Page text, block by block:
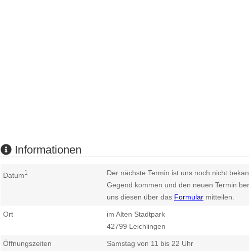
Informationen
Datum1
Der nächste Termin ist uns noch nicht
Gegend kommen und den neuen Termin
uns diesen über das Formular mitteilen.
Ort
im Alten Stadtpark
42799 Leichlingen
Öffnungszeiten
Samstag von 11 bis 22 Uhr